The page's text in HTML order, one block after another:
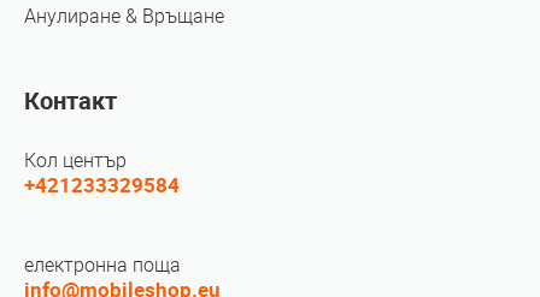
Анулиране & Връщане
Контакт
Кол център
+421233329584
електронна поща
info@mobileshop.eu